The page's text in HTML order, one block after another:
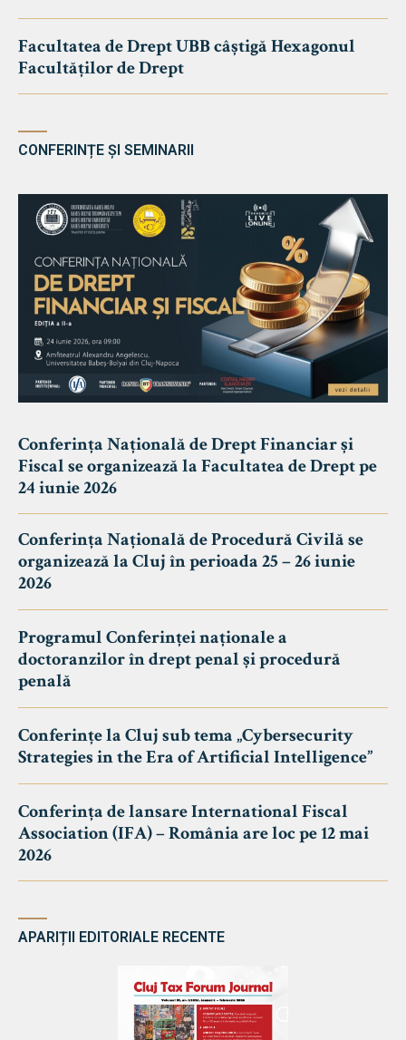
Facultatea de Drept UBB câștigă Hexagonul
Facultăților de Drept
CONFERINȚE ȘI SEMINARII
Conferința Națională de Drept Financiar și
Fiscal se organizează la Facultatea de Drept pe
24 iunie 2026
Conferința Națională de Procedură Civilă se
organizează la Cluj în perioada 25 – 26 iunie
2026
Programul Conferinței naționale a
doctoranzilor în drept penal și procedură
penală
Conferințe la Cluj sub tema „Cybersecurity
Strategies in the Era of Artificial Intelligence”
Conferința de lansare International Fiscal
Association (IFA) – România are loc pe 12 mai
2026
APARIȚII EDITORIALE RECENTE